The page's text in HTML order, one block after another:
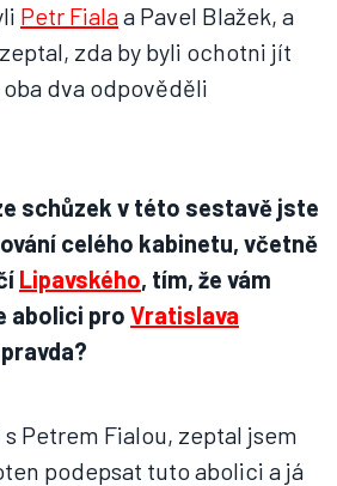
Petr Fialaa Pavel Blažek, a
zda by byli ochotni jít
oba dva odpověděli
schůzek v této sestavě jste
celého kabinetu, včetně
Lipavského, tím, že vám
abolici pro Vratislava
s Petrem Fialou, zeptal jsem
podepsat tuto abolici a já